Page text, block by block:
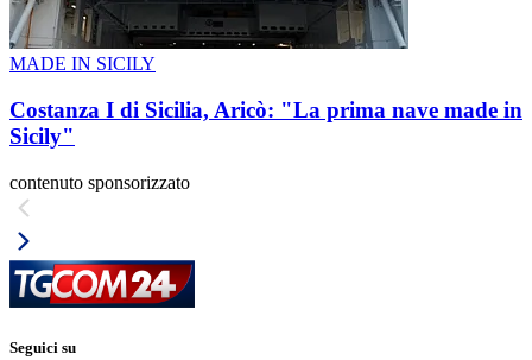
MADE IN SICILY
Costanza I di Sicilia, Aricò: "La prima nave made in
Sicily"
contenuto sponsorizzato
Seguici su